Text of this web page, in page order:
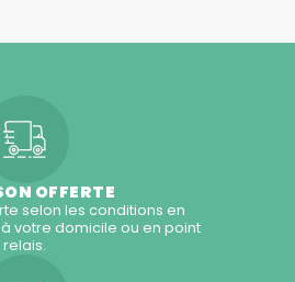
OFFERTE
selon les conditions en
votre domicile ou en point
relais.